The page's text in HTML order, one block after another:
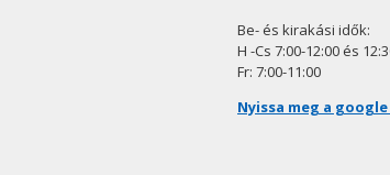
Be- és kirakási idők:
H -Cs 7:00-12:00 és
Fr: 7:00-11:00
Nyissa meg a